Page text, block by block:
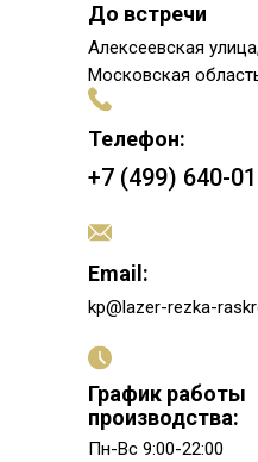
До встречи
Алексеевская
Московская
Телефон:
+7 (499) 640-
kp@lazer-rezka-
Email:
Пн-Вс 9:00-22:00
График работы
производства: